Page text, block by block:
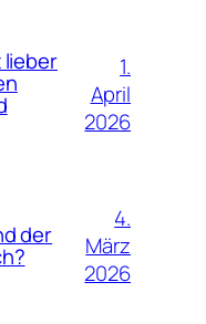
lieber
1.
April
2026
der
4.
März
2026